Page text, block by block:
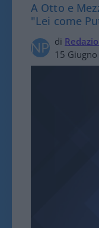
A Otto e
"Lei come
di
15